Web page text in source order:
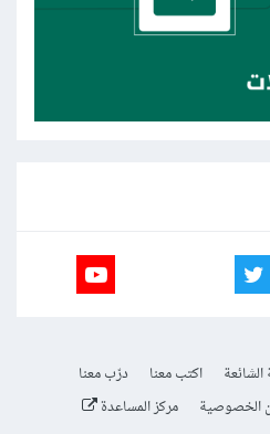
الشائعة اكتب معنا
درّب معنا
الخصوصية مركز المساعدة